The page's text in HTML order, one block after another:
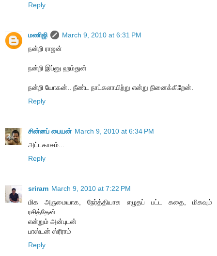
Reply
மணிஜி
March 9, 2010 at 6:31 PM
நன்றி ராஜன்
நன்றி இப்னு ஹம்துன்
நன்றி யோகன்.. நீண்ட நாட்களாயிற்று என்று நினைக்கிறேன்.
Reply
சின்னப் பையன் March 9, 2010 at 6:34 PM
அட்டகாசம்...
Reply
sriram March 9, 2010 at 7:22 PM
மிக அருமையாக, நேர்த்தியாக எழுதப் பட்ட கதை, மிகவும்
ரசித்தேன்.
என்றும் அன்புடன்
பாஸ்டன் ஸ்ரீராம்
Reply